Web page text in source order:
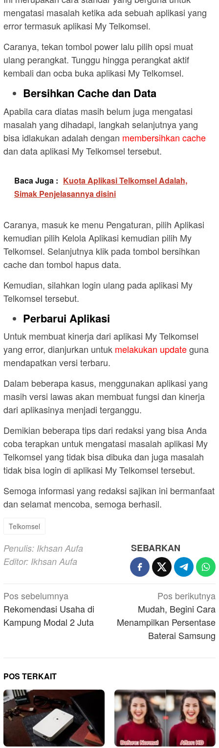
mengatasi masalah ketika ada sebuah aplikasi yang
error termasuk aplikasi My Telkomsel.
Caranya, tekan tombol power lalu pilih opsi muat
ulang perangkat. Tunggu hingga perangkat aktif
kembali dan ocba buka aplikasi My Telkomsel.
Bersihkan Cache dan Data
Apabila cara diatas masih belum juga mengatasi
masalah yang dihadapi, langkah selanjutnya yang
bisa idlakukan adalah dengan membersihkan cache
dan data aplikasi My Telkomsel tersebut.
Baca Juga : Kuota Aplikasi Telkomsel Adalah,
Simak Penjelasannya disini
Caranya, masuk ke menu Pengaturan, pilih Aplikasi
kemudian pilih Kelola Aplikasi kemudian pilih My
Telkomsel. Selanjutnya klik pada tombol bersihkan
cache dan tombol hapus data.
Kemudian, silahkan login ulang pada aplikasi My
Telkomsel tersebut.
Perbarui Aplikasi
Untuk membuat kinerja dari aplikasi My Telkomsel
yang error, dianjurkan untuk melakukan updateguna
mendapatkan versi terbaru.
Dalam beberapa kasus, menggunakan aplikasi yang
masih versi lawas akan membuat fungsi dan kinerja
dari aplikasinya menjadi terganggu.
Demikian beberapa tips dari redaksi yang bisa Anda
coba terapkan untuk mengatasi masalah aplikasi My
Telkomsel yang tidak bisa dibuka dan juga masalah
tidak bisa login di aplikasi My Telkomsel tersebut.
Semoga informasi yang redaksi sajikan ini bermanfaat
dan selamat mencoba, semoga berhasil.
Telkomsel
Penulis: Ikhsan Aufa
Editor: Ikhsan Aufa
SEBARKAN
Navigasi
pos
Pos sebelumnya
Rekomendasi Usaha di
Kampung Modal 2 Juta
Pos berikutnya
Mudah, Begini Cara
Menampilkan Persentase
Baterai Samsung
POS TERKAIT